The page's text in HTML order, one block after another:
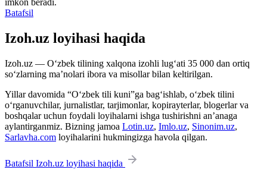
Batafsil
Izoh.uz loyihasi haqida
Izoh.uz — O‘zbek tilining xalqona izohli lug‘ati 35 000 dan ortiq
so‘zlarning ma’nolari ibora va misollar bilan keltirilgan.
Yillar davomida “O‘zbek tili kuni”ga bag‘ishlab, o‘zbek tilini
o‘rganuvchilar, jurnalistlar, tarjimonlar, kopirayterlar, blogerlar va
boshqalar uchun foydali loyihalarni ishga tushirishni an’anaga
aylantirganmiz. Bizning jamoa Lotin.uz, Imlo.uz, Sinonim.uz,
Sarlavha.com loyihalarini hukmingizga havola qilgan.
Batafsil Izoh.uz loyihasi haqida